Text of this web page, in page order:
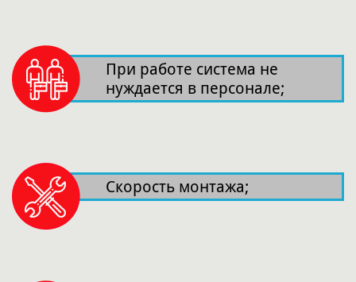
При работе система не
нуждается в персонале;
Скорость монтажа;